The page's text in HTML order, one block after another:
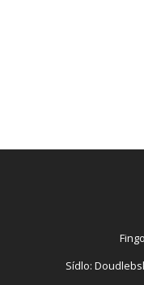
Sídlo: